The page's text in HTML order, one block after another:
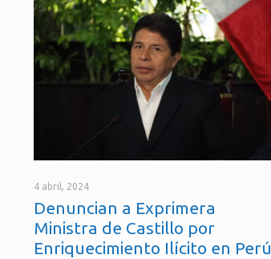
4 abril, 2024
Denuncian a Exprimera
Ministra de Castillo por
Enriquecimiento Ilícito en Perú